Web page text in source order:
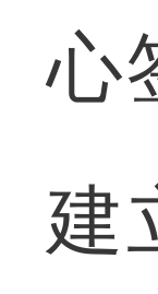
心
建